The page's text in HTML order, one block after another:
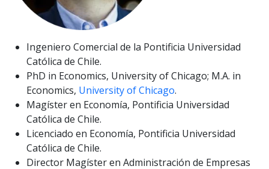
Ingeniero Comercial de la Pontificia Universidad
Católica de Chile.
PhD in Economics, University of Chicago; M.A. in
Economics, University of Chicago.
Magíster en Economía, Pontificia Universidad
Católica de Chile.
Licenciado en Economía, Pontificia Universidad
Católica de Chile.
Director Magíster en Administración de Empresas